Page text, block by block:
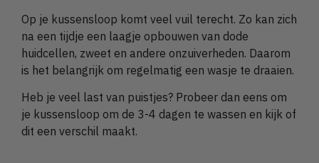
Op je kussensloop komt veel vuil terecht. Zo kan zich
na een tijdje een laagje opbouwen van dode
huidcellen, zweet en andere onzuiverheden. Daarom
is het belangrijk om regelmatig een wasje te draaien.
Heb je veel last van puistjes? Probeer dan eens om
je kussensloop om de 3-4 dagen te wassen en kijk of
dit een verschil maakt.